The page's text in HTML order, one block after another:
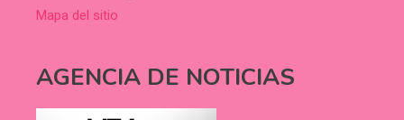
Mapa del sitio
AGENCIA DE NOTICIAS